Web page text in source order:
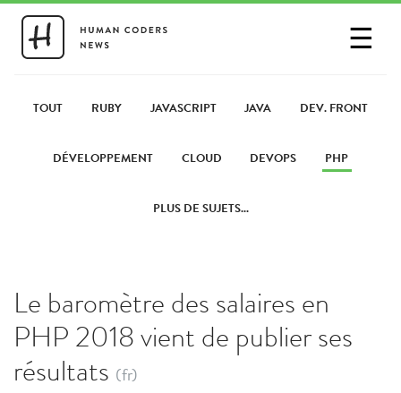
☰
PARTAGER UN LIEN
TOUT RUBY JAVASCRIPT JAVA DEV. FRONT
DÉVELOPPEMENT CLOUD DEVOPS PHP
PLUS DE SUJETS...
Le baromètre des salaires en
PHP 2018 vient de publier ses
résultats (fr)